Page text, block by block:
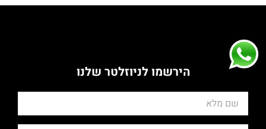
הירשמו לניוזלטר שלנו